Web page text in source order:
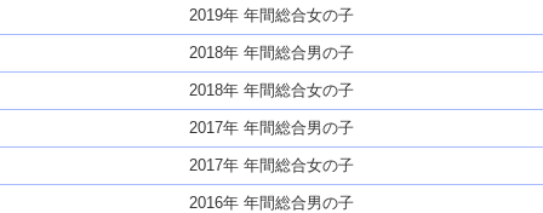
2019年 年間総合女の子
2018年 年間総合男の子
2018年 年間総合女の子
2017年 年間総合男の子
2017年 年間総合女の子
2016年 年間総合男の子